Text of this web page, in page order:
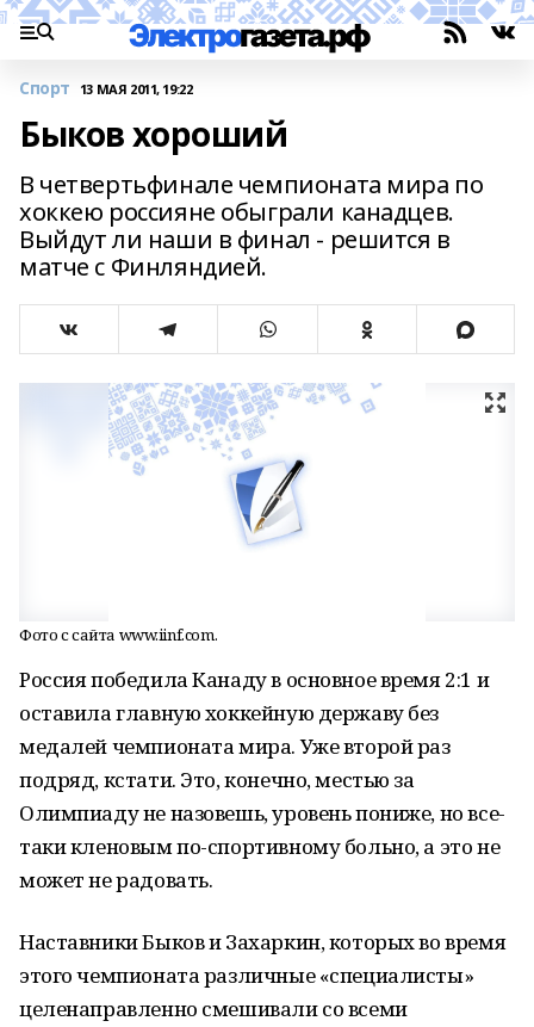
Спорт 13 МАЯ 2011, 19:22
Быков хороший
В четвертьфинале чемпионата мира по
хоккею россияне обыграли канадцев.
Выйдут ли наши в финал - решится в
матче с Финляндией.
Фото с сайта www.iinf.com.
Россия победила Канаду в основное время 2:1 и
оставила главную хоккейную державу без
медалей чемпионата мира. Уже второй раз
подряд, кстати. Это, конечно, местью за
Олимпиаду не назовешь, уровень пониже, но все-
таки кленовым по-спортивному больно, а это не
может не радовать.
Наставники Быков и Захаркин, которых во время
этого чемпионата различные «специалисты»
целенаправленно смешивали со всеми